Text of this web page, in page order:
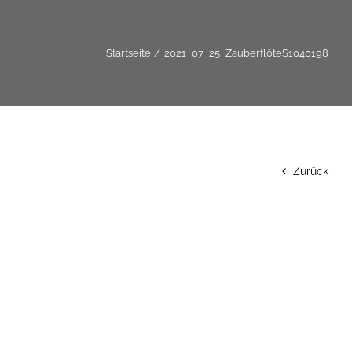
Startseite 2021_07_25_ZauberflöteS1040198
Zurück